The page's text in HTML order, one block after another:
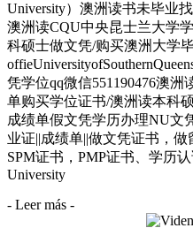
University）澳洲读书未毕业
澳洲读CQU中央昆士兰大学
科硕士做文凭/购买澳洲大学
凭学位qq微信551190476澳
单购买学位证书/澳洲读本科
成绩单假文凭学历办理NU文
业证||成绩单||做文凭证书，做
SPM证书，PMP证书、学历
University
- Leer más -